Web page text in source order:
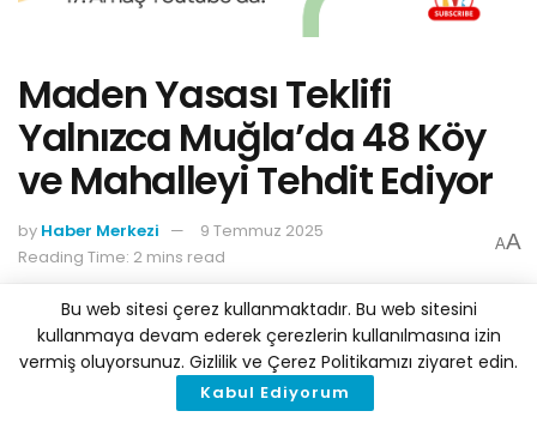
Maden Yasası Teklifi
Yalnızca Muğla’da 48 Köy
ve Mahalleyi Tehdit Ediyor
by Haber Merkezi
9 Temmuz 2025
Reading Time: 2 mins read
AA
Bu web sitesi çerez kullanmaktadır. Bu web sitesini
kullanmaya devam ederek çerezlerin kullanılmasına izin
vermiş oluyorsunuz. Gizlilik ve Çerez Politikamızı ziyaret edin.
Kabul Ediyorum